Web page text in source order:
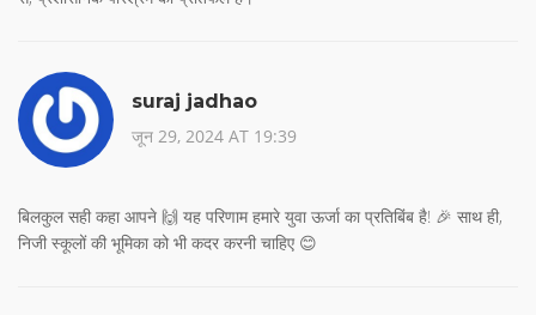
suraj jadhao
जून 29, 2024 AT 19:39
बिलकुल सही कहा आपने 🙌 यह परिणाम हमारे युवा ऊर्जा का प्रतिबिंब है! 🎉 साथ ही,
निजी स्कूलों की भूमिका को भी कदर करनी चाहिए 😊